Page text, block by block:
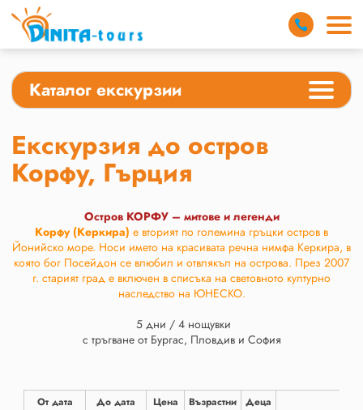
Каталог екскурзии
Екскурзия до остров
Корфу, Гърция
Остров КОРФУ – митове и легенди
Корфу (Керкира) е вторият по големина гръцки остров в
Йонийско море. Носи името на красивата речна нимфа Керкира, в
която бог Посейдон се влюбил и отвлякъл на острова. През 2007
г. старият град е включен в списъка на световното културно
наследство на ЮНЕСКО.
5 дни / 4 нощувки
с тръгване от Бургас, Пловдив и София
От дата До дата Цена Възрастни Деца